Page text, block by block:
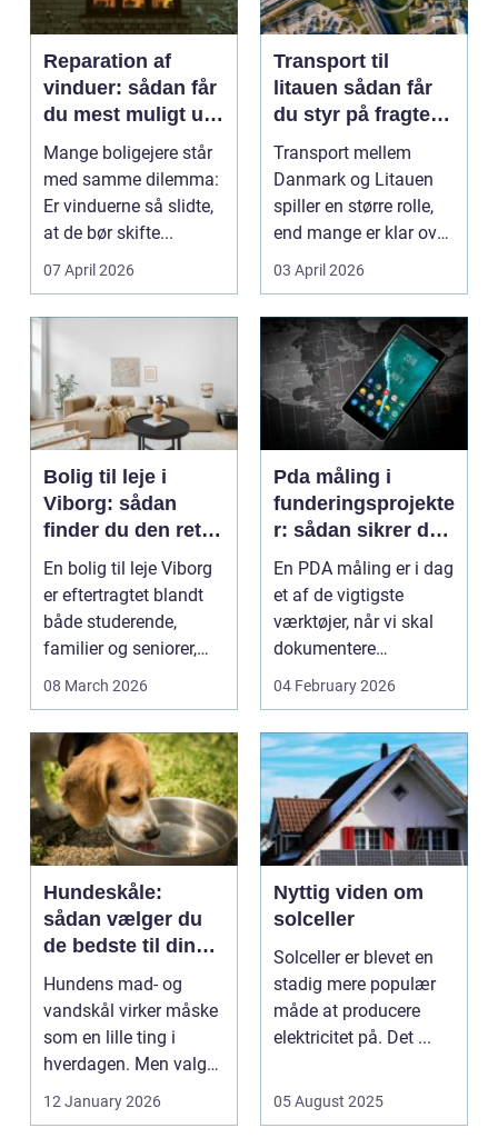
Reparation af
vinduer: sådan får
du mest muligt ud
af dine gamle
vinduer
Mange boligejere står
med samme dilemma:
Er vinduerne så slidte,
at de bør skifte...
07 April 2026
Transport til
litauen sådan får
du styr på fragten
til baltikum
Transport mellem
Danmark og Litauen
spiller en større rolle,
end mange er klar over.
Litauen er et n...
03 April 2026
Bolig til leje i
Viborg: sådan
finder du den rette
lejlighed
En bolig til leje Viborg
er eftertragtet blandt
både studerende,
familier og seniorer,
fordi b...
08 March 2026
Pda måling i
funderingsprojekte
r: sådan sikrer du
dokumenteret
bæreevne
En PDA måling er i dag
et af de vigtigste
værktøjer, når vi skal
dokumentere
bæreevnen af pæle til
04 February 2026
Hundeskåle:
sådan vælger du
de bedste til din
hund
Hundens mad- og
vandskål virker måske
som en lille ting i
hverdagen. Men valg
12 January 2026
Nyttig viden om
solceller
Solceller er blevet en
stadig mere populær
måde at producere
elektricitet på. Det ...
05 August 2025